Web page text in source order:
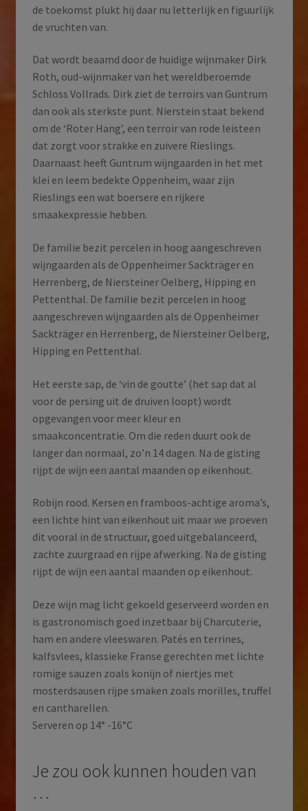
de toekomst plukt hij daar nu letterlijk en figuurlijk
de vruchten van.
Dat wordt beaamd door de huidige wijnmaker Dirk
Roth, oud-wijnmaker van het wereldberoemde
Schloss Vollrads. Dirk ziet de terroirs van Guntrum
dan ook als sterkste punt. Nierstein staat bekend
om de ‘Roter Hang’, een terroir van rode leisteen
dat zorgt voor strakke en zuivere Rieslings.
Daarnaast heeft Guntrum wijngaarden in het met
klei en leem bedekte Oppenheim, waar zijn
Rieslings een wat boersere en rijkere
smaakexpressie hebben.
De familie bezit percelen in hoog aangeschreven
wijngaarden als de Oppenheimer Sackträger en
Herrenberg, de Niersteiner Oelberg, Hipping en
Pettenthal. De familie bezit percelen in hoog
aangeschreven wijngaarden als de Oppenheimer
Sackträger en Herrenberg, de Niersteiner Oelberg,
Hipping en Pettenthal.
Het eerste sap, de ‘vin de goutte’ (het sap dat al
voor de persing uit de druiven loopt) wordt
opgevangen voor meer kleur en
smaakconcentratie. Om die reden duurt ook de
langer dan normaal, zo’n 14 dagen. Na de gisting
rijpt de wijn een aantal maanden op eikenhout.
Robijn rood. Kersen en framboos-achtige aroma’s,
een lichte hint van eikenhout uit maar we proeven
dit vooral in de structuur, goed uitgebalanceerd,
zachte zuurgraad en rijpe afwerking. Na de gisting
rijpt de wijn een aantal maanden op eikenhout.
Deze wijn mag licht gekoeld geserveerd worden en
is gastronomisch goed inzetbaar bij Charcuterie,
ham en andere vleeswaren. Patés en terrines,
kalfsvlees, klassieke Franse gerechten met lichte
romige sauzen zoals konijn of niertjes met
mosterdsausen rijpe smaken zoals morilles, truffel
en cantharellen.
Serveren op 14° -16°C
Je zou ook kunnen houden van
…